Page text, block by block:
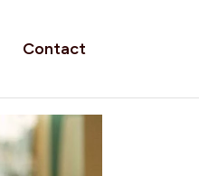
Contact